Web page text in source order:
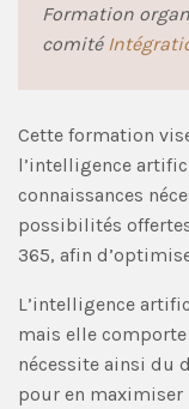
Formation
comité
Cette formation
l’intelligence
connaissances
possibilités
365, afin
L’intelligence
mais elle
nécessite ainsi du
pour en